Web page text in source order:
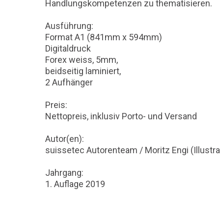
Handlungskompetenzen zu thematisieren.
Ausführung:
Format A1 (841mm x 594mm)
Digitaldruck
Forex weiss, 5mm,
beidseitig laminiert,
2 Aufhänger
Preis:
Nettopreis, inklusiv Porto- und Versand
Autor(en):
suissetec Autorenteam / Moritz Engi
Jahrgang:
1. Auflage 2019